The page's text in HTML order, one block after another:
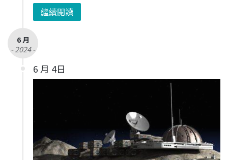
繼續閱讀
6 月
- 2024 -
6 月 4日